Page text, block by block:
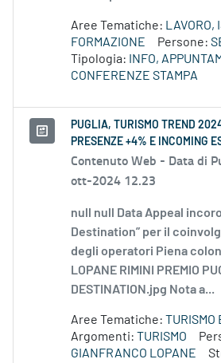
Aree Tematiche: LAVORO,
FORMAZIONE
Persone:
Tipologia:
INFO,
CONFERENZE STAMPA
PUGLIA, TURISMO TREND
PRESENZE +4% E INCOMING
Contenuto Web - Data di
ott-2024 12.23
null null Data Appeal
Destination” per il
degli operatori Piena
LOPANE RIMINI PREMIO
DESTINATION.jpg Nota a...
Aree Tematiche: TURISMO
Argomenti: TURISMO
GIANFRANCO LOPANE